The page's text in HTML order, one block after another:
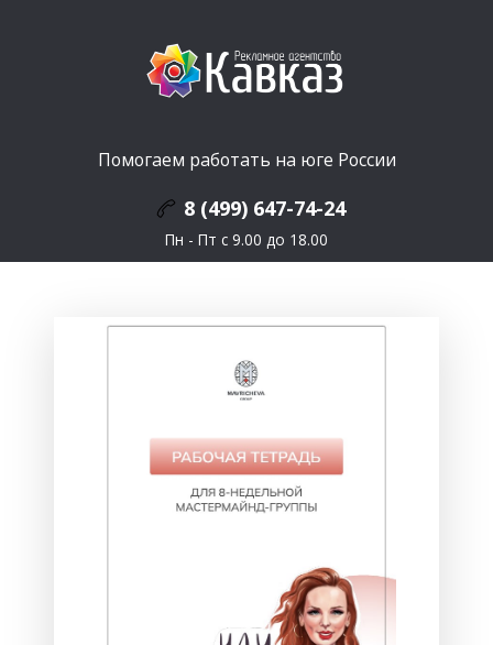
Помогаем работать на юге России
8 (499) 647-74-24
Пн - Пт с 9.00 до 18.00